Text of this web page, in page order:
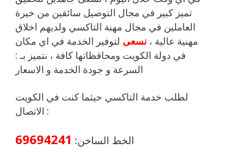
تميز كبير في مجال التوصيل سائقين من خيرة
العاملين في مجال مهنة التاكسي ولديهم اخلاق
مهنية عالية ، نسعى لتوفير الخدمة في اي مكان
في دولة الكويت ومحافظاتها كافة ، نتميز بـ :
السرعة و جودة الخدمة و الاسعار
لطلب خدمة التاكسي حيثما كنت في الكويت
الاتصال :
الخط الساخن:
69694241